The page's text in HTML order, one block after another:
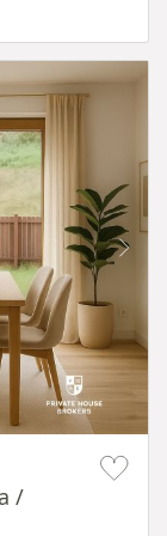
/